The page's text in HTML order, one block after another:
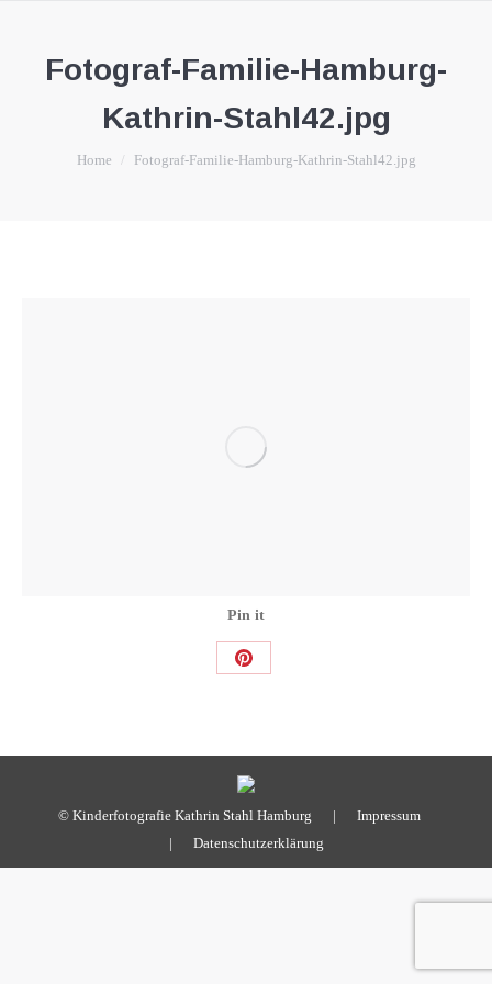
Fotograf-Familie-Hamburg-
Kathrin-Stahl42.jpg
You are here:
Home Fotograf-Familie-Hamburg-Kathrin-Stahl42.jpg
Pin it
Share
© Kinderfotografie Kathrin Stahl Hamburg | Impressum
| Datenschutzerklärung